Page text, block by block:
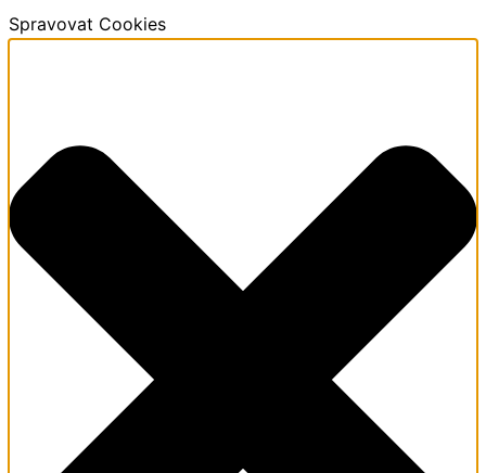
Spravovat Cookies